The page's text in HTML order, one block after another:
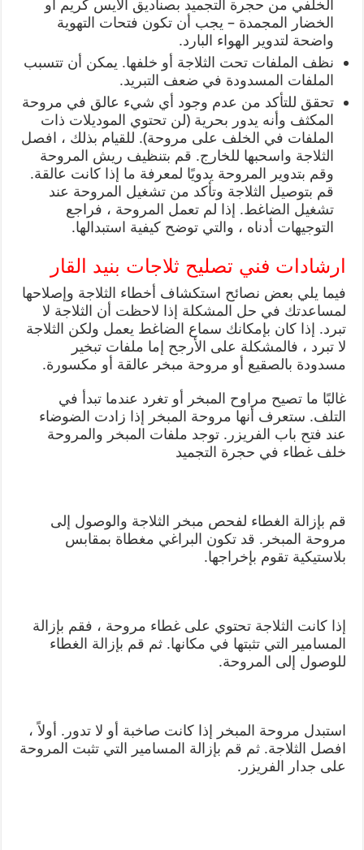
الخلفي من حجرة التجميد بصناديق الآيس كريم أو
الخضار المجمدة – يجب أن تكون فتحات التهوية
واضحة لتدوير الهواء البارد.
نظف الملفات تحت الثلاجة أو خلفها. يمكن أن تتسبب
الملفات المسدودة في ضعف التبريد.
تحقق للتأكد من عدم وجود أي شيء عالق في مروحة
المكثف وأنه يدور بحرية (لن تحتوي الموديلات ذات
الملفات في الخلف على مروحة). للقيام بذلك ، افصل
الثلاجة واسحبها للخارج. قم بتنظيف ريش المروحة
وقم بتدوير المروحة يدويًا لمعرفة ما إذا كانت عالقة.
قم بتوصيل الثلاجة وتأكد من تشغيل المروحة عند
تشغيل الضاغط. إذا لم تعمل المروحة ، فراجع
التوجيهات أدناه ، والتي توضح كيفية استبدالها.
ارشادات فني تصليح ثلاجات بنيد القار
فيما يلي بعض نصائح استكشاف أخطاء الثلاجة وإصلاحها
لمساعدتك في حل المشكلة إذا لاحظت أن الثلاجة لا
تبرد. إذا كان بإمكانك سماع الضاغط يعمل ولكن الثلاجة
لا تبرد ، فالمشكلة على الأرجح إما ملفات تبخير
مسدودة بالصقيع أو مروحة مبخر عالقة أو مكسورة.
غالبًا ما تصيح مراوح المبخر أو تغرد عندما تبدأ في
التلف. ستعرف أنها مروحة المبخر إذا زادت الضوضاء
عند فتح باب الفريزر. توجد ملفات المبخر والمروحة
خلف غطاء في حجرة التجميد
قم بإزالة الغطاء لفحص مبخر الثلاجة والوصول إلى
مروحة المبخر. قد تكون البراغي مغطاة بمقابس
بلاستيكية تقوم بإخراجها.
إذا كانت الثلاجة تحتوي على غطاء مروحة ، فقم بإزالة
المسامير التي تثبتها في مكانها. ثم قم بإزالة الغطاء
للوصول إلى المروحة.
استبدل مروحة المبخر إذا كانت صاخبة أو لا تدور. أولاً ،
افصل الثلاجة. ثم قم بإزالة المسامير التي تثبت المروحة
على جدار الفريزر.